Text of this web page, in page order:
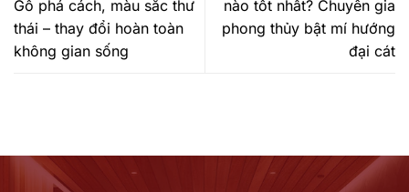
Gỗ phá cách, màu sắc thư
thái – thay đổi hoàn toàn
không gian sống
nào tốt nhất? Chuyên gia
phong thủy bật mí hướng
đại cát